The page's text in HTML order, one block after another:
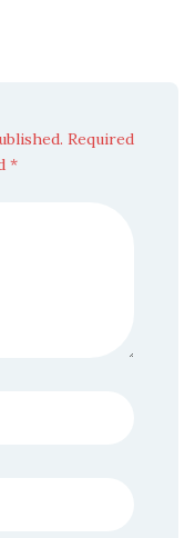
Required
*